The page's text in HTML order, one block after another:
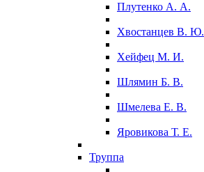
Плутенко А. А.
Хвостанцев В. Ю.
Хейфец М. И.
Шлямин Б. В.
Шмелева Е. В.
Яровикова Т. Е.
Труппа